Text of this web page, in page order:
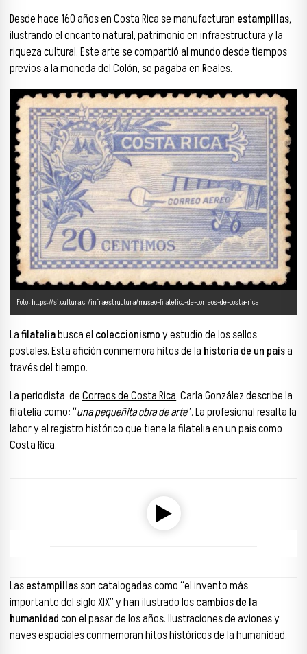
Desde hace 160 años en Costa Rica se manufacturan estampillas,
ilustrando el encanto natural, patrimonio en infraestructura y la
riqueza cultural. Este arte se compartió al mundo desde tiempos
previos a la moneda del Colón, se pagaba en Reales.
Foto: https://si.cultura.cr/infraestructura/museo-filatelico-de-correos-de-costa-rica
Lafilateliabusca el coleccionismoy estudio de los sellos
postales. Esta afición conmemora hitos de la historia de un paísa
través del tiempo.
La periodista deCorreos de Costa Rica, Carla González describe la
filatelia como: “una pequeñita obra de arte”. La profesional resalta la
labor y el registro histórico que tiene la filatelia en un país como
Costa Rica.
Lasestampillasson catalogadas como “el invento más
importante del siglo XIX” y han ilustrado loscambios de la
humanidadcon el pasar de los años. Ilustraciones de aviones y
naves espaciales conmemoran hitos históricos de la humanidad.